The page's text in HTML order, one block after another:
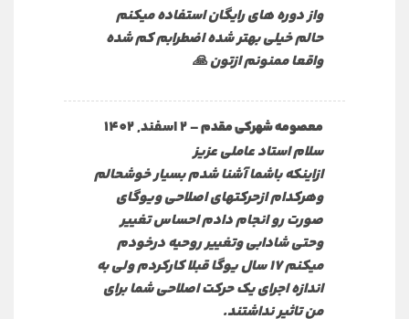
واز دوره های رایگان استفاده میکنم
حالم خیلی بهتر شده اضطرابم کم شده
واقعا ممنونم ازتون 🙏
معصومه شهرکی مقدم–2 اسفند, 1402
سلام استاد عاملی عزیز
ازاینکه باشما آشنا شدم بسیار خوشحالم
وهرکدام ازحرکتهای اصلاحی ویوگای
صورت رو انجام دادم احساس تغییر
وحتی شادابی وتغییر روحیه درخودم
میکنم ۱۷ سال یوگا قبلا کارکردم ولی به
اندازه اجرای یک حرکت اصلاحی شما برای
من تاثیر نداشتند.